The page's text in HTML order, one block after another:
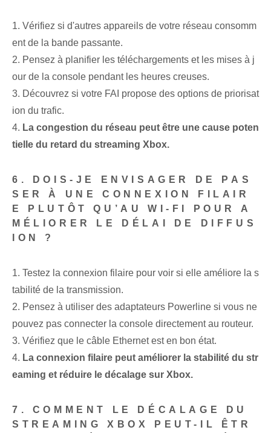
1. Vérifiez si d'autres appareils de votre réseau consomm
ent de la bande passante.
2. Pensez à planifier les téléchargements et les mises à j
our de la console pendant les heures creuses.
3. Découvrez si votre FAI propose des options de priorisat
ion du trafic.
4. La congestion du réseau peut être une cause poten
tielle du retard du streaming Xbox.
6. DOIS-JE ENVISAGER DE PAS
SER À UNE CONNEXION FILAIR
E PLUTÔT QU’AU WI-FI POUR A
MÉLIORER LE DÉLAI DE DIFFUS
ION ?
1. Testez la connexion filaire pour voir si elle améliore la s
tabilité de la transmission.
2. Pensez à utiliser des adaptateurs Powerline si vous ne
pouvez pas connecter la console directement au routeur.
3. Vérifiez que le câble Ethernet est en bon état.
4. La connexion filaire peut améliorer la stabilité du str
eaming et réduire le décalage sur Xbox.
7. COMMENT LE DÉCALAGE DU
STREAMING XBOX PEUT-IL ÊTR